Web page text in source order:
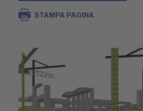
STAMPA PAGINA